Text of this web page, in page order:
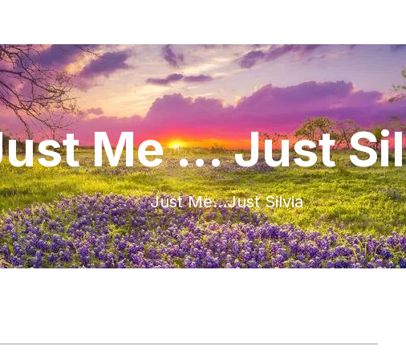
Me ... Just
Just Me…Just Silvia